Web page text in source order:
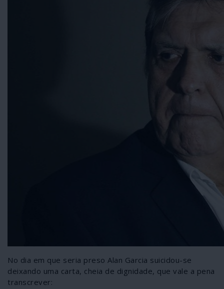
No dia em que seria preso Alan Garcia suicidou-se
deixando uma carta, cheia de dignidade, que vale a pena
transcrever: